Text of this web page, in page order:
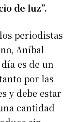
de luz”.
periodistas
Aníbal
es de un
por las
y debe estar
cantidad